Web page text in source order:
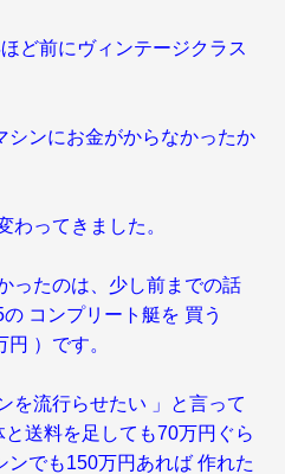
ど前にヴィンテージクラス
シンにお金がからなかったか
わってきました。
ったのは、少し前までの話
コンプリート艇を 買う
）です。
を流行らせたい 」と言って
送料を足しても70万円ぐら
ンでも150万円あれば 作れた